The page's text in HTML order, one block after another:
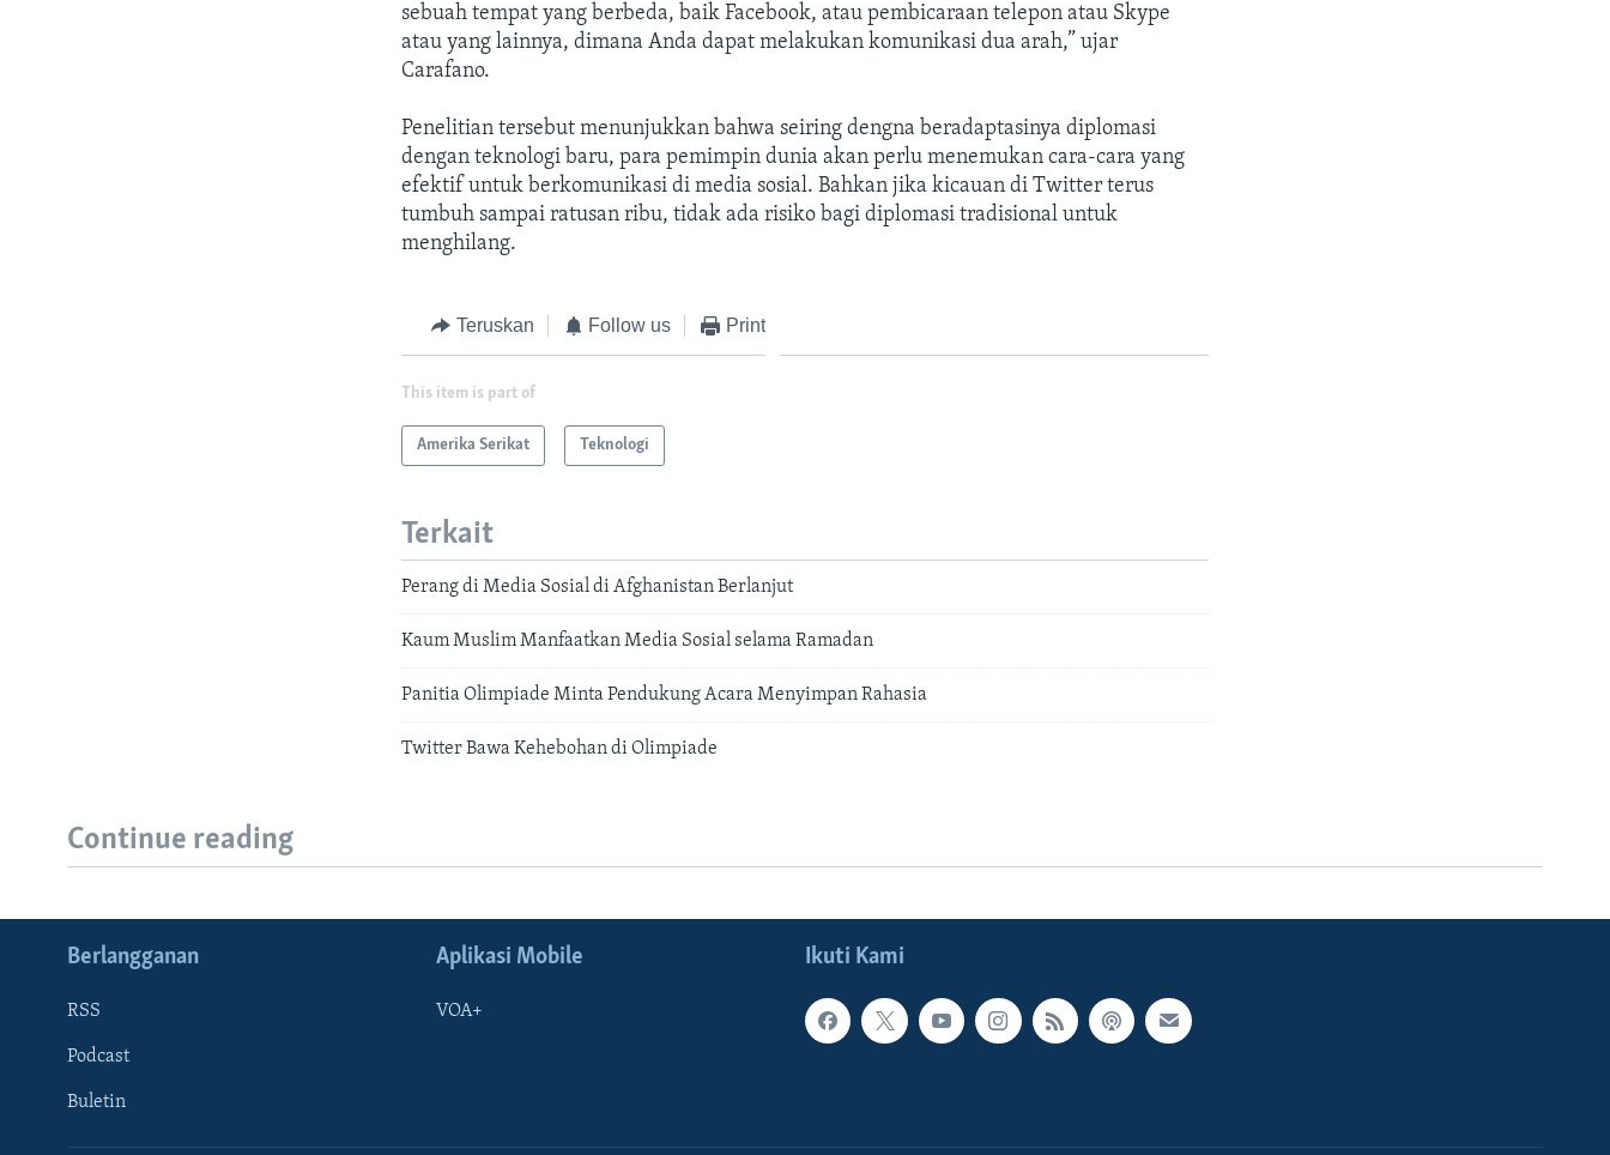
sebuah tempat yang berbeda, baik Facebook, atau pembicaraan telepon atau Skype
atau yang lainnya, dimana Anda dapat melakukan komunikasi dua arah,” ujar
Carafano.
Penelitian tersebut menunjukkan bahwa seiring dengna beradaptasinya diplomasi
dengan teknologi baru, para pemimpin dunia akan perlu menemukan cara-cara yang
efektif untuk berkomunikasi di media sosial. Bahkan jika kicauan di Twitter terus
tumbuh sampai ratusan ribu, tidak ada risiko bagi diplomasi tradisional untuk
menghilang.
Teruskan Follow us Print
This item is part of
Amerika Serikat Teknologi
Terkait
Perang di Media Sosial di Afghanistan Berlanjut
Kaum Muslim Manfaatkan Media Sosial selama Ramadan
Panitia Olimpiade Minta Pendukung Acara Menyimpan Rahasia
Twitter Bawa Kehebohan di Olimpiade
Continue reading
Ikuti Kami
Berlangganan
RSS
Podcast
Buletin
Aplikasi Mobile
VOA+